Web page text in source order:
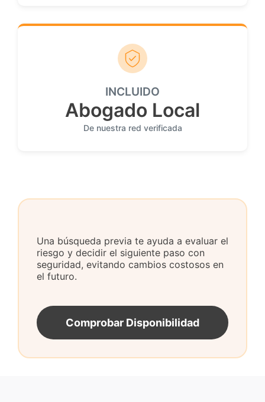
INCLUIDO
Abogado Local
De nuestra red verificada
Una búsqueda previa te ayuda a evaluar el
riesgo y decidir el siguiente paso con
seguridad, evitando cambios costosos en
el futuro.
Comprobar Disponibilidad